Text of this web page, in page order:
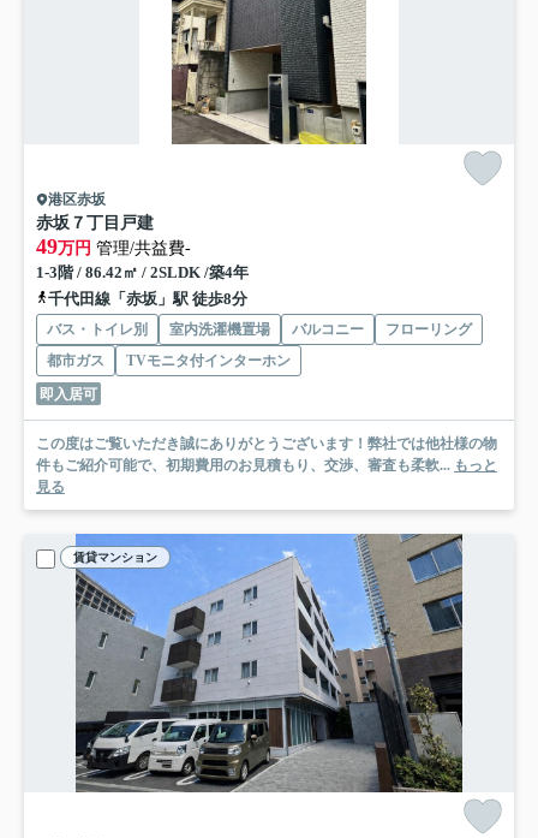
港区赤坂
赤坂７丁目戸建
49万円 管理/共益費-
1-3階 / 86.42㎡ / 2SLDK /築4年
千代田線「赤坂」駅 徒歩8分
バス・トイレ別 室内洗濯機置場 バルコニー
フローリング
都市ガス
TVモニタ付インターホン
即入居可
この度はご覧いただき誠にありがとうございます！弊社では他社様の物
件もご紹介可能で、初期費用のお見積もり、交渉、審査も柔軟... もっと
見る
賃貸マンション